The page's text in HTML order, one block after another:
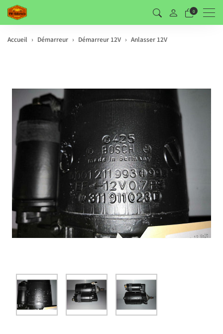
0
Accueil Démarreur Démarreur 12V Anlasser 12V